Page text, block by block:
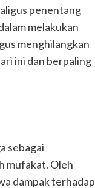
penentang
melakukan
menghilangkan
ini dan berpaling
sebagai
mufakat. Oleh
dampak terhadap